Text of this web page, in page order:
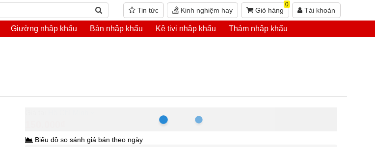
Tin tức Kinh nghiệm hay Giỏ hàng
0
Tài khoản
Giường nhập khẩu Bàn nhập khẩu Kệ tivi nhập khẩu Thảm nhập khẩu
Biểu đồ so sánh giá bán theo ngày